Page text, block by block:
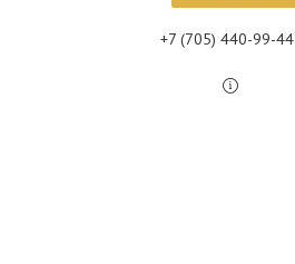
+7 (705) 440-99-44